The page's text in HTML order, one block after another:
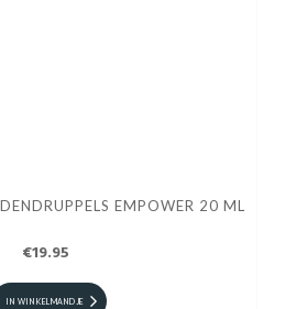
EMPOWER 20 ML
€19.95
IN WINKELMANDJE